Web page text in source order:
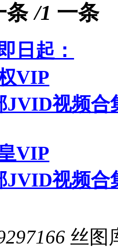
/1
日起：
VIP
JVID视频合
VIP
JVID视频合
丝图